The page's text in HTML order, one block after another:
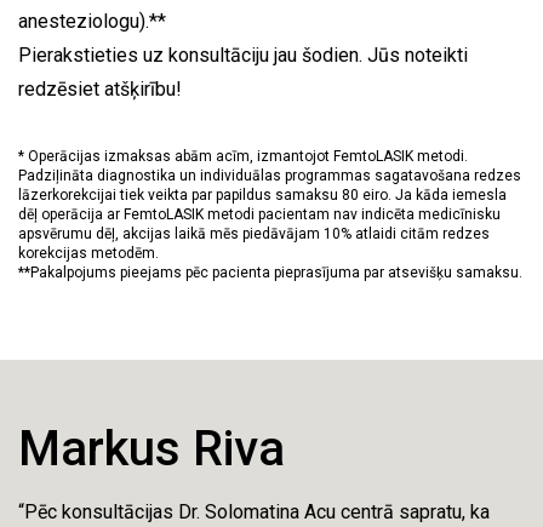
anesteziologu).**
Pierakstieties uz konsultāciju jau šodien. Jūs noteikti
redzēsiet atšķirību!
* Operācijas izmaksas abām acīm, izmantojot FemtoLASIK metodi.
Padziļināta diagnostika un individuālas programmas sagatavošana redzes
lāzerkorekcijai tiek veikta par papildus samaksu 80 eiro. Ja kāda iemesla
dēļ operācija ar FemtoLASIK metodi pacientam nav indicēta medicīnisku
apsvērumu dēļ, akcijas laikā mēs piedāvājam 10% atlaidi citām redzes
korekcijas metodēm.
**Pakalpojums pieejams pēc pacienta pieprasījuma par atsevišķu samaksu.
Markus Riva
“Pēc konsultācijas Dr. Solomatina Acu centrā sapratu, ka